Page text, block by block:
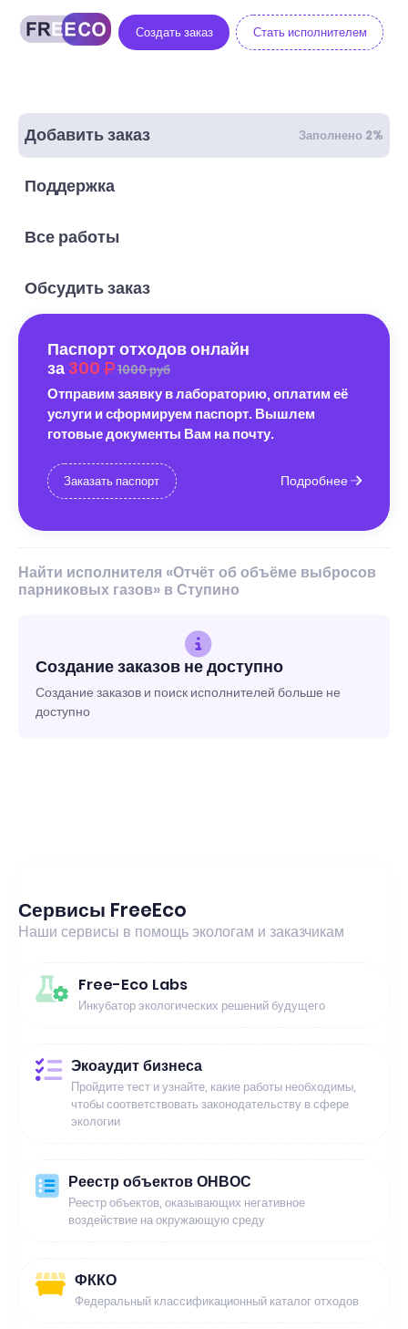
Создать заказ Стать исполнителем
Добавить заказ Заполнено 2%
Поддержка
Все работы
Обсудить заказ
Паспорт отходов онлайн
за 300 1000 руб
Отправим заявку в лабораторию, оплатим её
услуги и сформируем паспорт. Вышлем
готовые документы Вам на почту.
Заказать паспорт Подробнее
Найти исполнителя «Отчёт об объёме выбросов
парниковых газов» в Ступино
Создание заказов не доступно
Создание заказов и поиск исполнителей больше не
доступно
Сервисы FreeEco
Наши сервисы в помощь экологам и заказчикам
Free-Eco Labs
Инкубатор экологических решений будущего
Экоаудит бизнеса
Пройдите тест и узнайте, какие работы необходимы,
чтобы соответствовать законодательству в сфере
экологии
Реестр объектов ОНВОС
Реестр объектов, оказывающих негативное
воздействие на окружающую среду
ФККО
Федеральный классификационный каталог отходов